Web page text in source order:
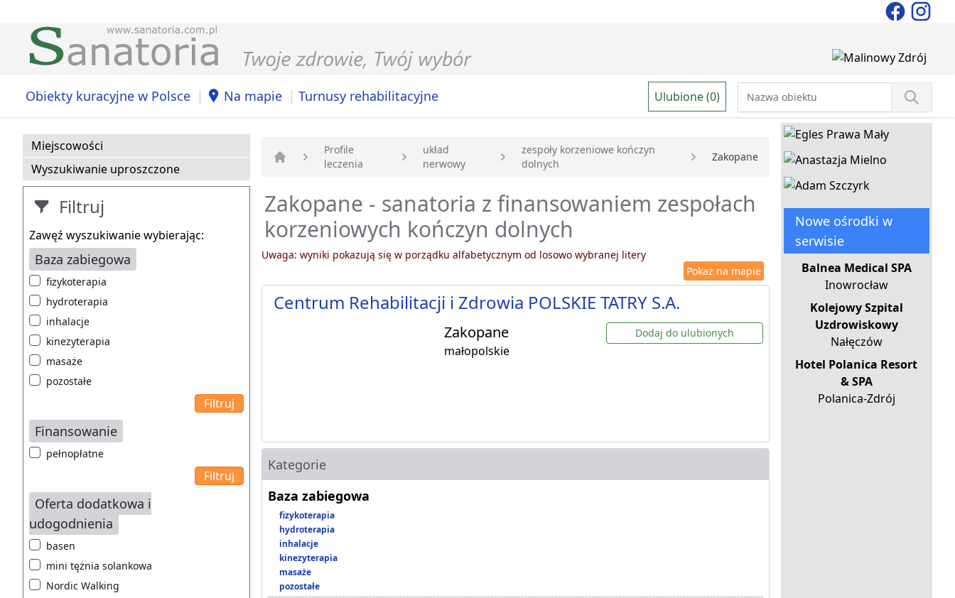
Obiekty kuracyjne w Polsce | Na mapie | Turnusy rehabilitacyjne Ulubione (0)
Miejscowości
Wyszukiwanie uproszczone
Filtruj
Zawęź wyszukiwanie wybierając:
Baza zabiegowa
fizykoterapia
hydroterapia
inhalacje
kinezyterapia
masaże
pozostałe
Finansowanie
pełnopłatne
Oferta dodatkowa i
udogodnienia
basen
mini tężnia solankowa
Nordic Walking
Strona główna
Profile
leczenia
układ
nerwowy
zespoły korzeniowe kończyn
dolnych
Zakopane
Zakopane - sanatoria z finansowaniem zespołach
korzeniowych kończyn dolnych
Uwaga: wyniki pokazują się w porządku alfabetycznym od losowo wybranej litery
Pokaż na mapie
Centrum Rehabilitacji i Zdrowia POLSKIE TATRY S.A.
Zakopane
małopolskie
Dodaj do ulubionych
Kategorie
Baza zabiegowa
fizykoterapia
hydroterapia
inhalacje
kinezyterapia
masaże
pozostałe
Nowe ośrodki w
serwisie
Balnea Medical SPA
Inowrocław
Kolejowy Szpital
Uzdrowiskowy
Nałęczów
Hotel Polanica Resort
& SPA
Polanica-Zdrój